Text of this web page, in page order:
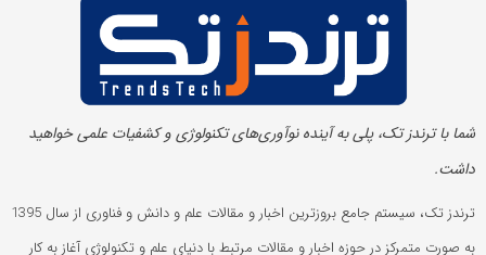
شما با ترندز تک، پلی به آینده‌ نوآوری‌های تکنولوژی و کشفیات علمی خواهید
داشت.
ترندز تک، سیستم جامع بروزترین اخبار و مقالات علم و دانش و فناوری از سال 1395
به صورت متمرکز در حوزه اخبار و مقالات مرتبط با دنیای علم و تکنولوژی آغاز به کار